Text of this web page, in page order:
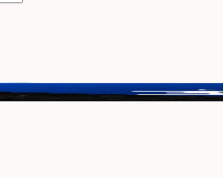
Delta i vår giveaway för